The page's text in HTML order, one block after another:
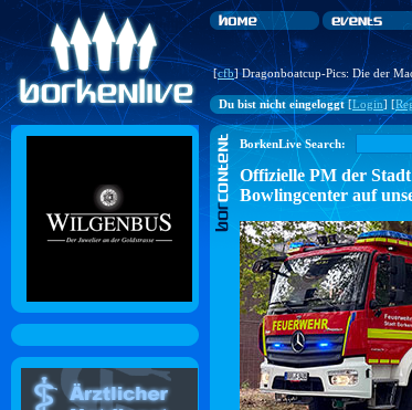
[cfb] Dragonboatcup-Pics: Die der
Du bist nicht eingeloggt[Login] [
BorkenLive Search:
Offizielle PM der
Bowlingcenter auf